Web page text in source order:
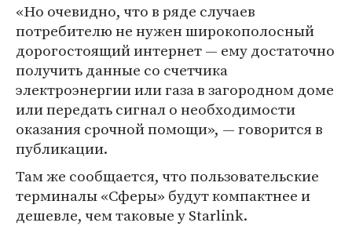
«Но очевидно, что в ряде случаев
потребителю не нужен широкополосный
дорогостоящий интернет — ему достаточно
получить данные со счетчика
электроэнергии или газа в загородном доме
или передать сигнал о необходимости
оказания срочной помощи», — говорится в
публикации.
Там же сообщается, что пользовательские
терминалы «Сферы» будут компактнее и
дешевле, чем таковые у Starlink.